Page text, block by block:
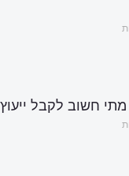
מתי חשוב לקבל